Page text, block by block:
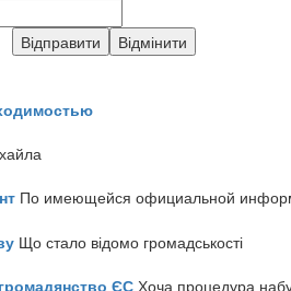
По имеющейся официальной
Що стало відомо громадськості
ЄС Хоча процедура